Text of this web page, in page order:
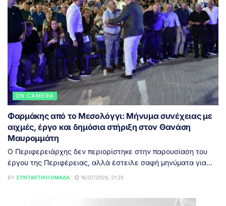
ON CAMERA
Φαρμάκης από το Μεσολόγγι: Μήνυμα συνέχειας με
αιχμές, έργο και δημόσια στήριξη στον Θανάση
Μαυρομμάτη
Ο Περιφερειάρχης δεν περιορίστηκε στην παρουσίαση του
έργου της Περιφέρειας, αλλά έστειλε σαφή μηνύματα για...
BY ΣΥΝΤΑΚΤΙΚΉ ΟΜΆΔΑ 16/07/2026, 21:29